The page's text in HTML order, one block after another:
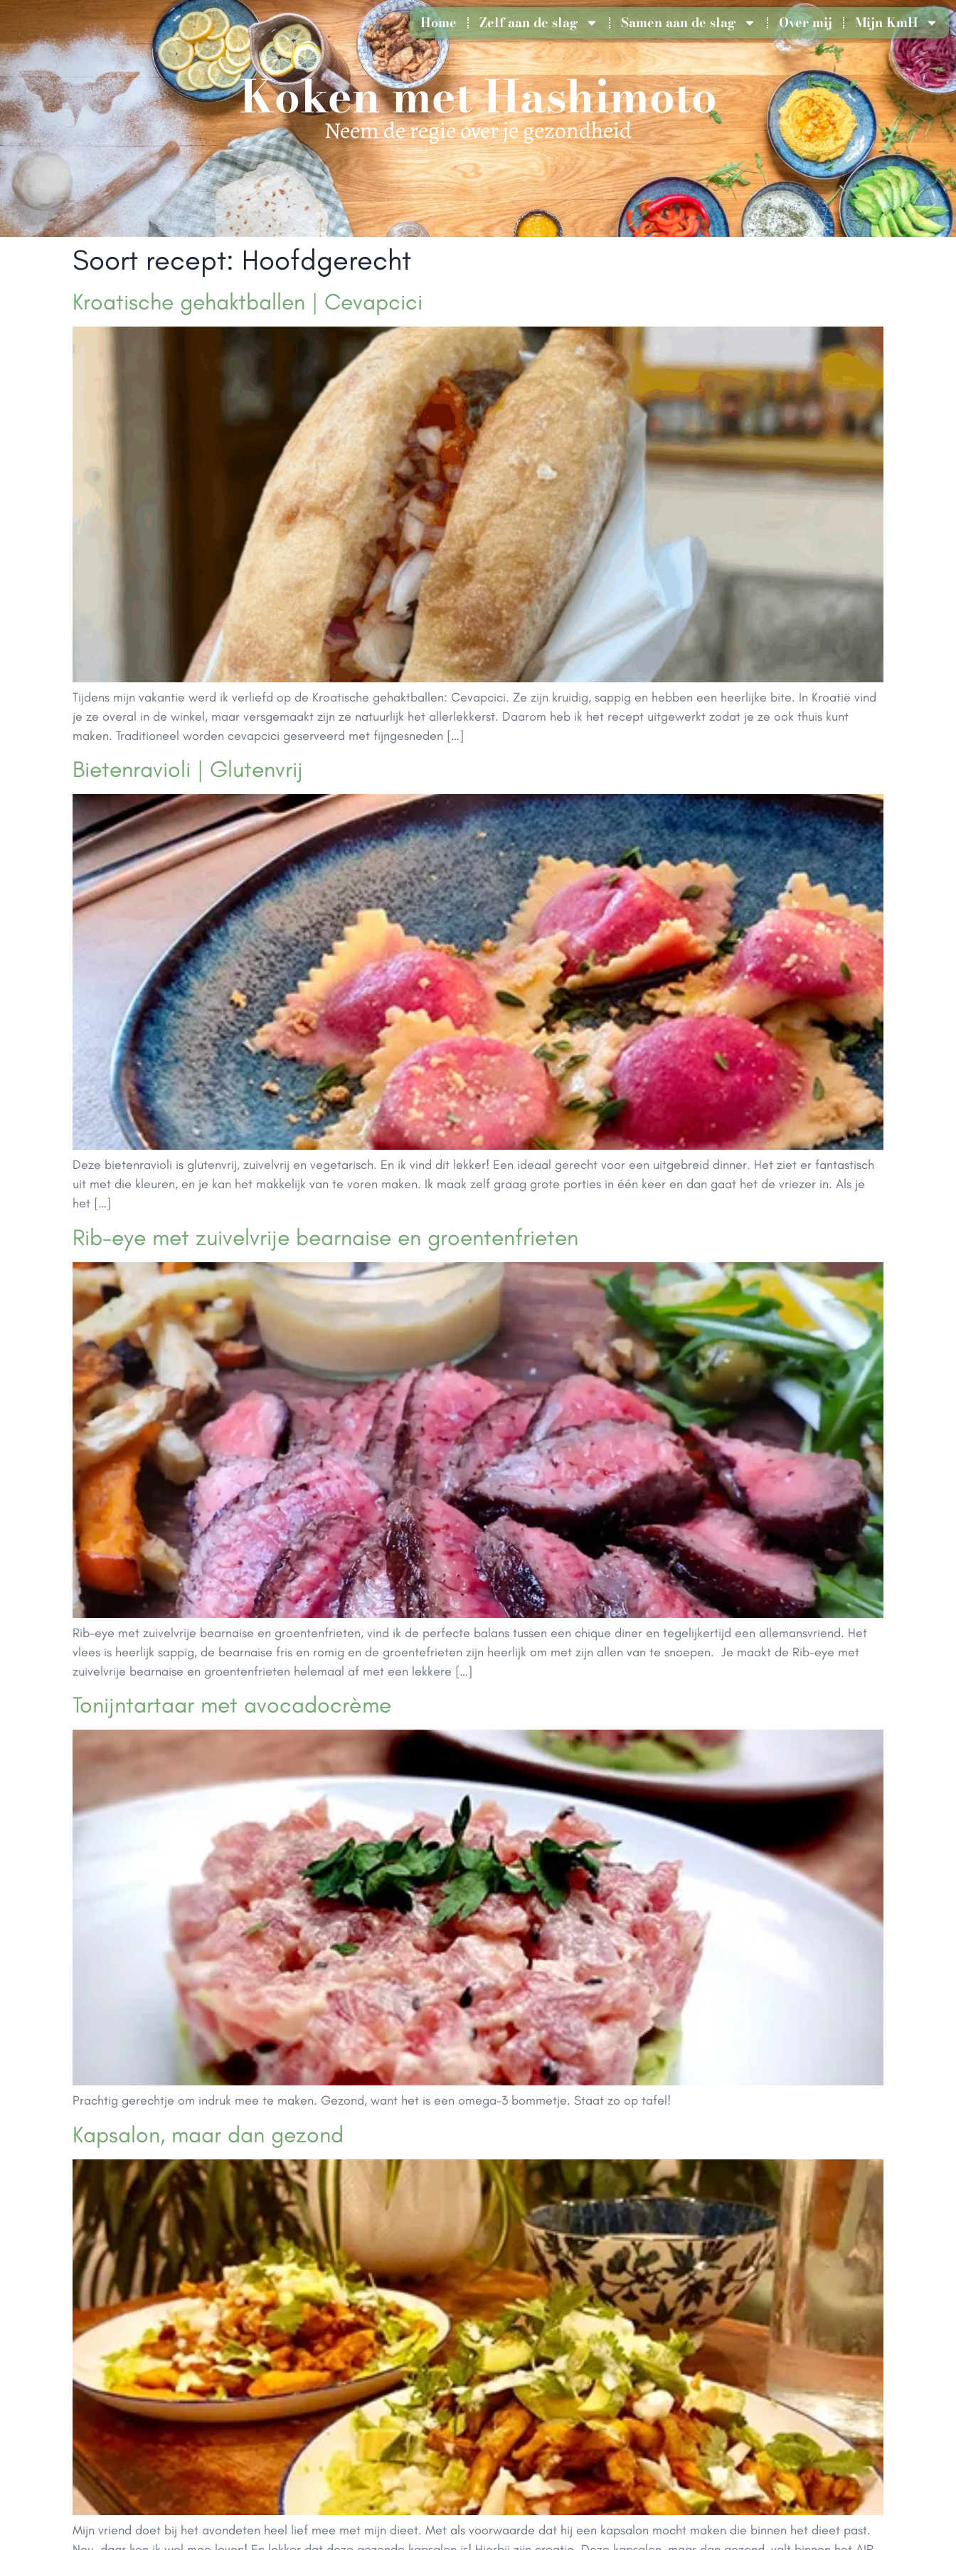
Home Zelf aan de slag Samen aan de slag Over mij Mijn KmH
Koken met Hashimoto
Neem de regie over je gezondheid
Soort recept: Hoofdgerecht
Kroatische gehaktballen | Cevapcici
Tijdens mijn vakantie werd ik verliefd op de Kroatische gehaktballen: Cevapcici. Ze zijn kruidig, sappig en hebben een heerlijke bite. In Kroatië vind
je ze overal in de winkel, maar versgemaakt zijn ze natuurlijk het allerlekkerst. Daarom heb ik het recept uitgewerkt zodat je ze ook thuis kunt
maken. Traditioneel worden cevapcici geserveerd met fijngesneden […]
Bietenravioli | Glutenvrij
Deze bietenravioli is glutenvrij, zuivelvrij en vegetarisch. En ik vind dit lekker! Een ideaal gerecht voor een uitgebreid dinner. Het ziet er fantastisch
uit met die kleuren, en je kan het makkelijk van te voren maken. Ik maak zelf graag grote porties in één keer en dan gaat het de vriezer in. Als je
het […]
Rib-eye met zuivelvrije bearnaise en groentenfrieten
Rib-eye met zuivelvrije bearnaise en groentenfrieten, vind ik de perfecte balans tussen een chique diner en tegelijkertijd een allemansvriend. Het
vlees is heerlijk sappig, de bearnaise fris en romig en de groentefrieten zijn heerlijk om met zijn allen van te snoepen. Je maakt de Rib-eye met
zuivelvrije bearnaise en groentenfrieten helemaal af met een lekkere […]
Tonijntartaar met avocadocrème
Prachtig gerechtje om indruk mee te maken. Gezond, want het is een omega-3 bommetje. Staat zo op tafel!
Kapsalon, maar dan gezond
Mijn vriend doet bij het avondeten heel lief mee met mijn dieet. Met als voorwaarde dat hij een kapsalon mocht maken die binnen het dieet past.